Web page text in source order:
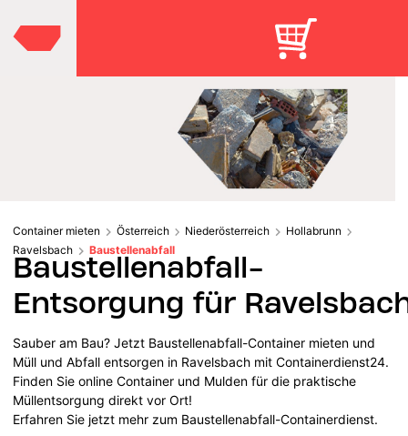
Container mieten Österreich Niederösterreich
Hollabrunn
Ravelsbach
Baustellenabfall
Baustellenabfall-
Entsorgung für
Sauber am Bau? Jetzt Baustellenabfall-Container mieten und
Müll und Abfall entsorgen in Ravelsbach mit Containerdienst24.
Finden Sie online Container und Mulden für die praktische
Müllentsorgung direkt vor Ort!
Erfahren Sie jetzt mehr zum Baustellenabfall-Containerdienst.